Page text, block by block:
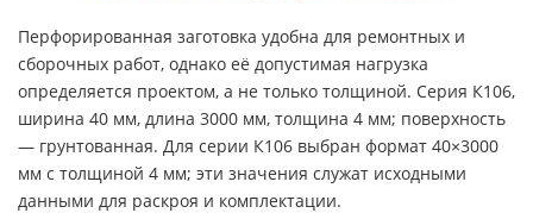
Перфорированная заготовка удобна для ремонтных и
сборочных работ, однако её допустимая нагрузка
определяется проектом, а не только толщиной. Серия К106,
ширина 40 мм, длина 3000 мм, толщина 4 мм; поверхность
— грунтованная. Для серии К106 выбран формат 40×3000
мм с толщиной 4 мм; эти значения служат исходными
данными для раскроя и комплектации.